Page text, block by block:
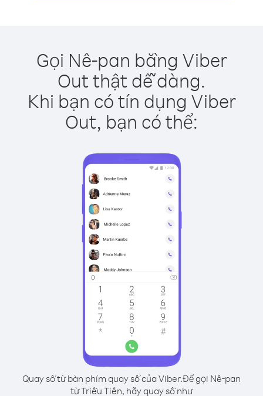
Gọi Nê-pan bằng Viber
Out thật dễ dàng.
Khi bạn có tín dụng Viber
Out, bạn có thể:
Quay số từ bàn phím quay số của Viber.Để gọi Nê-pan
từ Triều Tiên, hãy quay số như